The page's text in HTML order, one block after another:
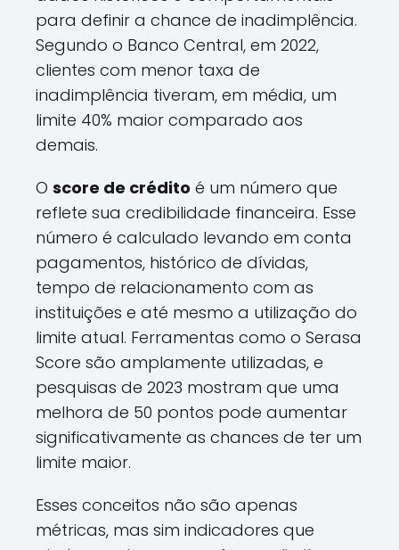
para definir a chance de inadimplência.
Segundo o Banco Central, em 2022,
clientes com menor taxa de
inadimplência tiveram, em média, um
limite 40% maior comparado aos
demais.
O score de crédito é um número que
reflete sua credibilidade financeira. Esse
número é calculado levando em conta
pagamentos, histórico de dívidas,
tempo de relacionamento com as
instituições e até mesmo a utilização do
limite atual. Ferramentas como o Serasa
Score são amplamente utilizadas, e
pesquisas de 2023 mostram que uma
melhora de 50 pontos pode aumentar
significativamente as chances de ter um
limite maior.
Esses conceitos não são apenas
métricas, mas sim indicadores que